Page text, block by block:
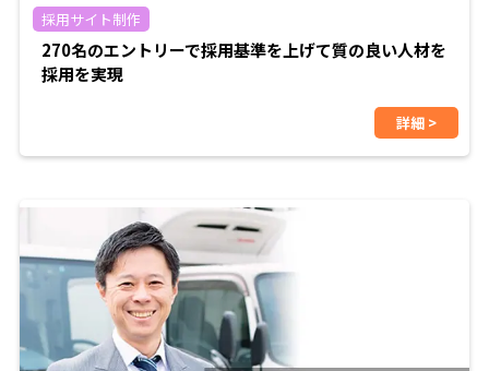
採用サイト制作
270名のエントリーで採用基準を上げて質の良い人材を
採用を実現
詳細 >